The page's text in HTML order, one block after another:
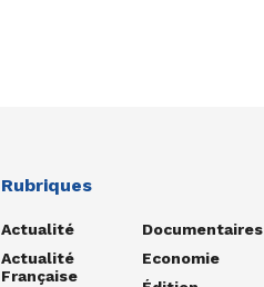
Rubriques
Actualité
Actualité
Française
Documentaires
Economie